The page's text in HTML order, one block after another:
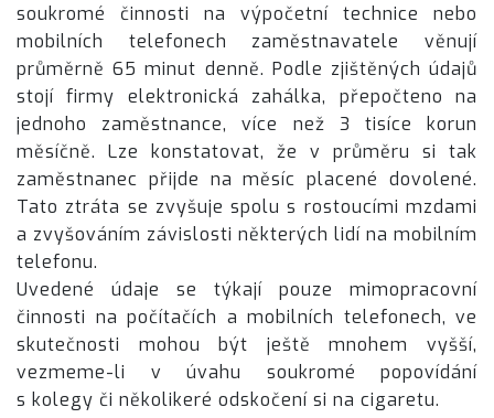
soukromé činnosti na výpočetní technice nebo
mobilních telefonech zaměstnavatele věnují
průměrně 65 minut denně. Podle zjištěných údajů
stojí firmy elektronická zahálka, přepočteno na
jednoho zaměstnance, více než 3 tisíce korun
měsíčně. Lze konstatovat, že v průměru si tak
zaměstnanec přijde na měsíc placené dovolené.
Tato ztráta se zvyšuje spolu s rostoucími mzdami
a zvyšováním závislosti některých lidí na mobilním
telefonu.
Uvedené údaje se týkají pouze mimopracovní
činnosti na počítačích a mobilních telefonech, ve
skutečnosti mohou být ještě mnohem vyšší,
vezmeme-li v úvahu soukromé popovídání
s kolegy či několikeré odskočení si na cigaretu.